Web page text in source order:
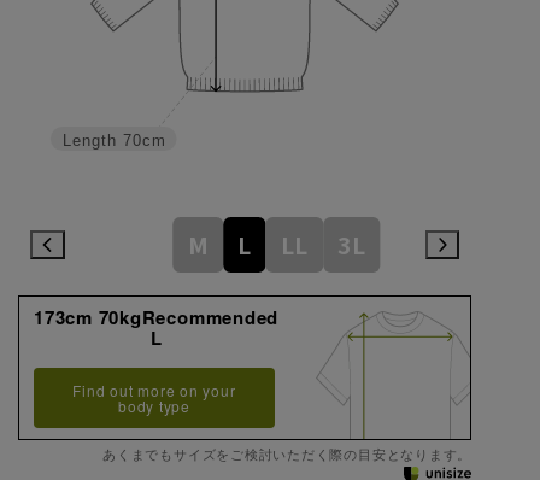
Length 70cm
M L LL 3L
173cm 70kgRecommended
L
Find out more on your
body type
あくまでもサイズをご検討いただく際の目安となります。